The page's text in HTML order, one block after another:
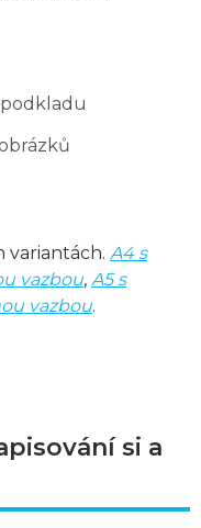
variantách. A4 s
vazbou, A5 s
vazbou.
si a